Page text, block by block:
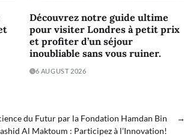
Découvrez notre guide ultime
pour visiter Londres à petit prix
et profiter d’un séjour
inoubliable sans vous ruiner.
6 AUGUST 2026
→
du Futur par la Fondation Hamdan Bin
Al Maktoum : Participez à l’Innovation!